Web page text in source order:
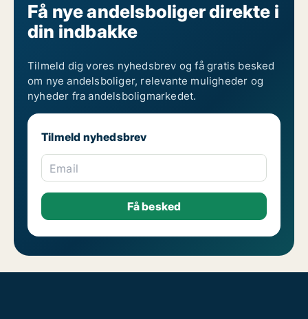
Få nye andelsboliger direkte i
din indbakke
Tilmeld dig vores nyhedsbrev og få gratis besked
om nye andelsboliger, relevante muligheder og
nyheder fra andelsboligmarkedet.
Tilmeld nyhedsbrev
Email